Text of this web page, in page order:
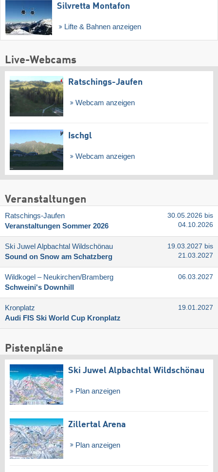
Silvretta Montafon
Lifte & Bahnen anzeigen
Live-Webcams
Ratschings-Jaufen
Webcam anzeigen
Ischgl
Webcam anzeigen
Veranstaltungen
Ratschings-Jaufen
Veranstaltungen Sommer 2026
30.05.2026 bis
04.10.2026
Ski Juwel Alpbachtal Wildschönau
Sound on Snow am Schatzberg
19.03.2027 bis
21.03.2027
Wildkogel – Neukirchen/​Bramberg
Schweini's Downhill
06.03.2027
Kronplatz
Audi FIS Ski World Cup Kronplatz
19.01.2027
Pistenpläne
Ski Juwel Alpbachtal Wildschönau
Plan anzeigen
Zillertal Arena
Plan anzeigen